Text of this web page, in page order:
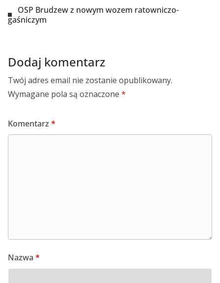
OSP Brudzew z nowym wozem ratowniczo-
gaśniczym
Dodaj komentarz
Twój adres email nie zostanie opublikowany.
Wymagane pola są oznaczone *
Komentarz *
Nazwa *